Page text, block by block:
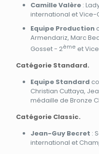
Camille Valère :
international et Vice-
Equipe Production
Armendariz, Marc
Gosset - 2ème et
Catégorie Standard.
Equipe Standard
Christian Cuttaya,
médaille de Bronze
Catégorie Classic.
Jean-Guy Becret :
international et